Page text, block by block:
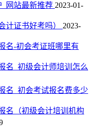
网站最新推荐 2023-01-
计证书好考吗） 2023-
名-初会考证班哪里有
名_初级会计师培训怎么
名_初会考试报名费多少
名（初级会计培训机构